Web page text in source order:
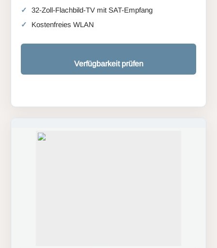
32-Zoll-Flachbild-TV mit SAT-Empfang
Kostenfreies WLAN
Verfügbarkeit prüfen